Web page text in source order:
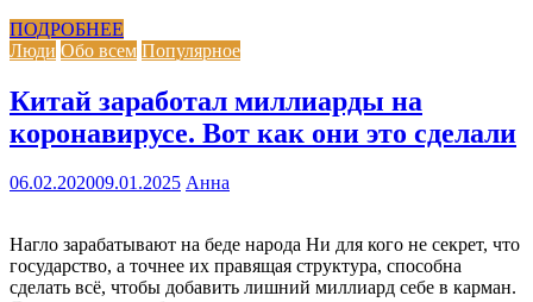
ПОДРОБНЕЕ
Люди Обо всем Популярное
Китай заработал миллиарды на
коронавирусе. Вот как они это сделали
06.02.202009.01.2025 Анна
Нагло зарабатывают на беде народа Ни для кого не секрет, что
государство, а точнее их правящая структура, способна
сделать всё, чтобы добавить лишний миллиард себе в карман.